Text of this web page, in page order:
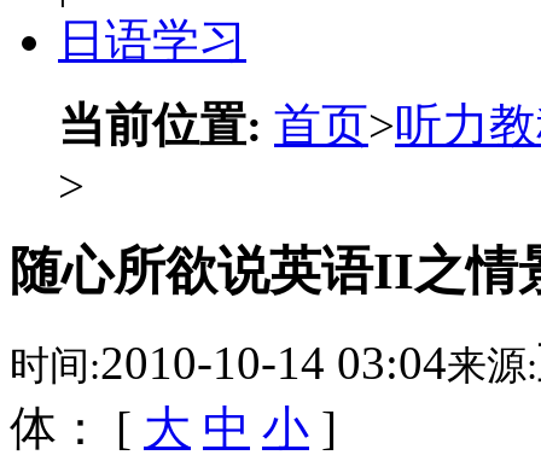
日语学习
当前位置: 首页>听力
>
随心所欲说英语II之情
时间:2010-10-14 03:04来源:
体： [ 大 中 小 ]